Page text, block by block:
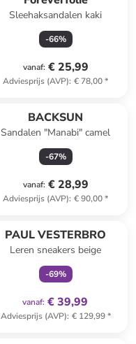
Sleehaksandalen kaki
-66%
vanaf: € 25,99
Adviesprijs (AVP): € 78,00*
BACKSUN
Sandalen "Manabi" camel
-67%
vanaf: € 28,99
Adviesprijs (AVP): € 90,00*
PAUL VESTERBRO
Leren sneakers beige
-69%
vanaf: € 39,99
Adviesprijs (AVP): € 129,99*